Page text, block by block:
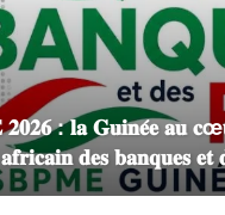
: 𝐥𝐚 𝐆𝐮𝐢𝐧𝐞́𝐞 𝐚𝐮
𝐝𝐞𝐬 𝐛𝐚𝐧𝐪𝐮𝐞𝐬